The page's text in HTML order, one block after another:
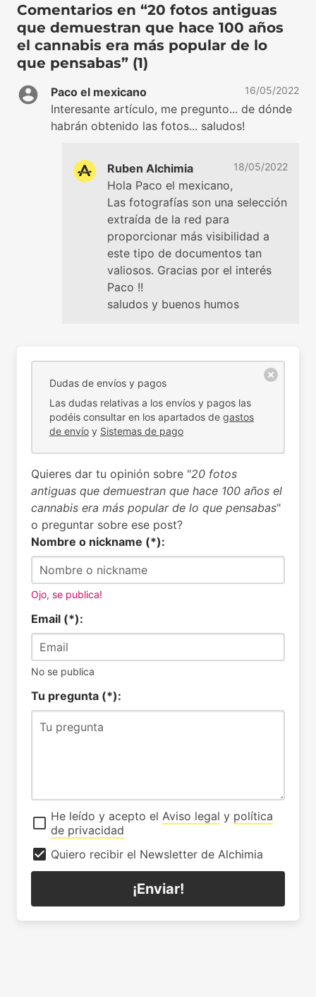
Comentarios en “20 fotos antiguas
que demuestran que hace 100 años
el cannabis era más popular de lo
que pensabas” (1)
Paco el mexicano 16/05/2022
Interesante artículo, me pregunto... de dónde
habrán obtenido las fotos... saludos!
Ruben Alchimia 18/05/2022
Hola Paco el mexicano,
Las fotografías son una selección
extraída de la red para
proporcionar más visibilidad a
este tipo de documentos tan
valiosos. Gracias por el interés
Paco !!
saludos y buenos humos
Dudas de envíos y pagos
Las dudas relativas a los envíos y pagos las
podéis consultar en los apartados de gastos
de envío y Sistemas de pago
Quieres dar tu opinión sobre "20 fotos
antiguas que demuestran que hace 100 años el
cannabis era más popular de lo que pensabas"
o preguntar sobre ese post?
Nombre o nickname (*):
Ojo, se publica!
Email (*):
No se publica
Tu pregunta (*):
He leído y acepto el Aviso legal y política
de privacidad
Quiero recibir el Newsletter de Alchimia
¡Enviar!